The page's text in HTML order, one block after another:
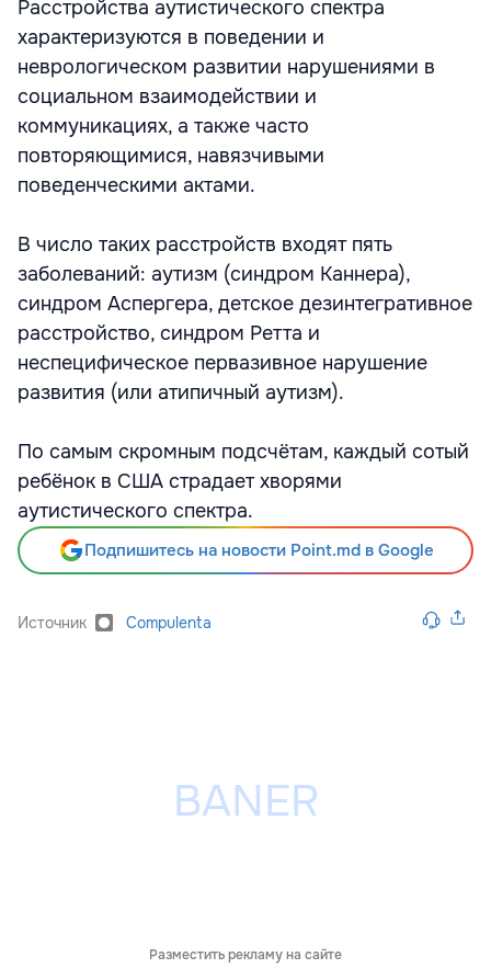
Расстройства аутистического спектра
характеризуются в поведении и
неврологическом развитии нарушениями в
социальном взаимодействии и
коммуникациях, а также часто
повторяющимися, навязчивыми
поведенческими актами.
В число таких расстройств входят пять
заболеваний: аутизм (синдром Каннера),
синдром Аспергера, детское дезинтегративное
расстройство, синдром Ретта и
неспецифическое первазивное нарушение
развития (или атипичный аутизм).
По самым скромным подсчётам, каждый сотый
ребёнок в США страдает хворями
аутистического спектра.
Подпишитесь на новости Point.md в Google
Источник Compulenta
Разместить рекламу на сайте